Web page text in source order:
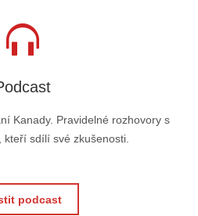
Kanady. Pravidelné rozhovory s
kteří sdílí své zkušenosti.
podcast